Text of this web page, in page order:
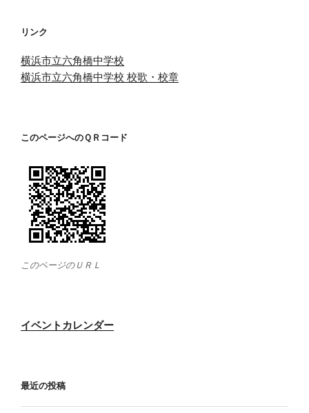
ペ
ジ
送
ジ
リンク
横浜市立六角橋中学校
横浜市立六角橋中学校 校歌・校章
このページへのＱＲコード
このページのＵＲＬ
イベントカレンダー
最近の投稿